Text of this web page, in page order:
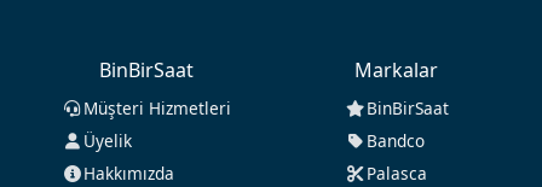
BinBirSaat
Müşteri Hizmetleri
Üyelik
Hakkımızda
Markalar
BinBirSaat
Bandco
Palasca